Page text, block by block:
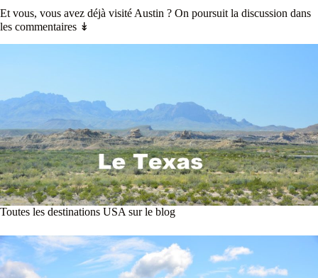
Et vous, vous avez déjà visité Austin ? On poursuit la discussion dans
les commentaires ↡
Toutes les destinations USA sur le blog